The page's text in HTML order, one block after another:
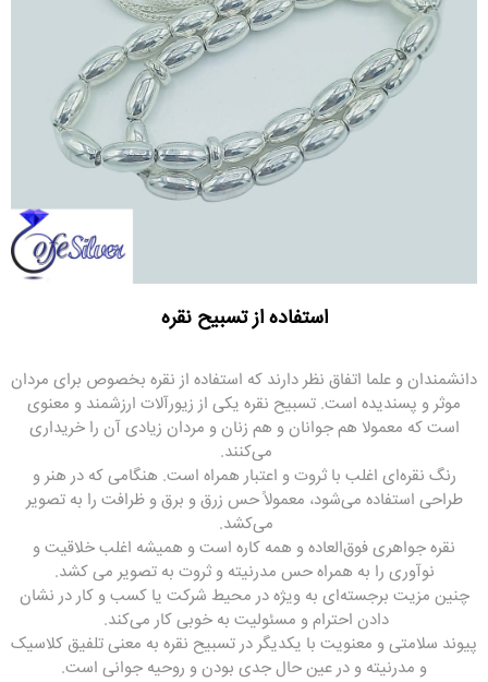
استفاده از تسبیح نقره
دانشمندان و علما اتفاق نظر دارند که استفاده از نقره بخصوص برای مردان
موثر و پسندیده است. تسبیح نقره یکی از زیورآلات ارزشمند و معنوی
است که معمولا هم جوانان و هم زنان و مردان زیادی آن را خریداری
می‌کنند.
رنگ نقره‌ای اغلب با ثروت و اعتبار همراه است. هنگامی که در هنر و
طراحی استفاده می‌شود، معمولاً حس زرق و برق و ظرافت را به تصویر
می‌کشد.
نقره جواهری فوق‌العاده و همه کاره است و همیشه اغلب خلاقیت و
نوآوری را به همراه حس مدرنیته و ثروت به تصویر می کشد.
چنین مزیت برجسته‌ای به ویژه در محیط شرکت یا کسب و کار در نشان
دادن احترام و مسئولیت به خوبی کار می‌کند.
پیوند سلامتی و معنویت با یکدیگر در تسبیح نقره به معنی تلفیق کلاسیک
و مدرنیته و در عین حال جدی بودن و روحیه جوانی است.